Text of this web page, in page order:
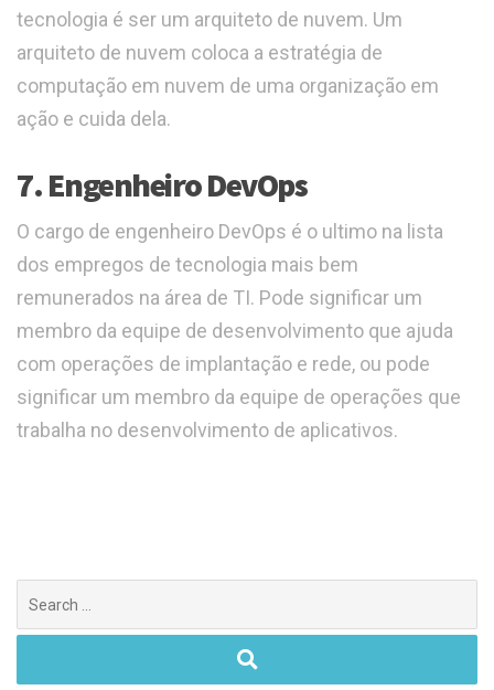
tecnologia é ser um arquiteto de nuvem. Um
arquiteto de nuvem coloca a estratégia de
computação em nuvem de uma organização em
ação e cuida dela.
7. Engenheiro DevOps
O cargo de engenheiro DevOps é o ultimo na lista
dos empregos de tecnologia mais bem
remunerados na área de TI. Pode significar um
membro da equipe de desenvolvimento que ajuda
com operações de implantação e rede, ou pode
significar um membro da equipe de operações que
trabalha no desenvolvimento de aplicativos.